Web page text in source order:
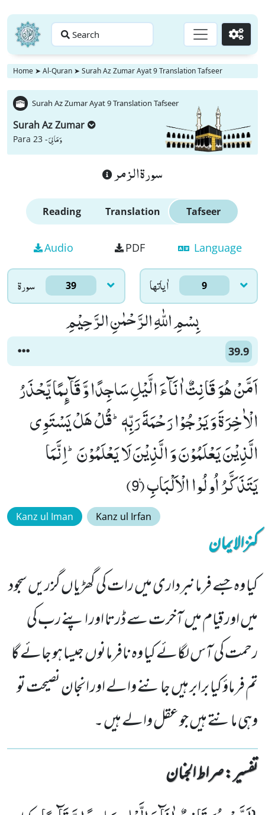
Search Go
Home ➤ Al-Quran ➤ Surah Az Zumar Ayat 9 Translation Tafseer
Surah Az Zumar Ayat 9 Translation Tafseer
Surah Az Zumar
Para 23 -وَ مَا لِیَ
سورة الزمر
Reading Translation Tafseer
Audio PDF Language
سورۃ 39 اٰياتها 9
بِسْمِ اللّٰهِ الرَّحْمٰنِ الرَّحِیْمِ
39.9
اَمَّنْ هُوَ قَانِتٌ اٰنَآءَ الَّیْلِ سَاجِدًا وَّ قَآىٕمًا یَّحْذَرُ
الْاٰخِرَةَ وَ یَرْجُوْا رَحْمَةَ رَبِّهٖؕ-قُلْ هَلْ یَسْتَوِی
الَّذِیْنَ یَعْلَمُوْنَ وَ الَّذِیْنَ لَا یَعْلَمُوْنَؕ-اِنَّمَا
یَتَذَكَّرُ اُولُوا الْاَلْبَابِ۠ (9)
Kanz ul Iman Kanz ul Irfan
کنزالایمان
کیا وہ جسے فرمانبرداری میں رات کی گھڑیاں گزریں سجود
میں اور قیام میں آخرت سے ڈرتا اور اپنے رب کی
رحمت کی آس لگائے کیا وہ نافرمانوں جیسا ہو جائے گا
تم فرماؤ کیا برابر ہیں جاننے والے اور انجان نصیحت تو
وہی مانتے ہیں جو عقل والے ہیں ۔
تفسیر : ‎صراط الجنان